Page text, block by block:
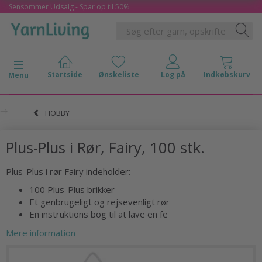
Sensommer Udsalg - Spar op til 50%
Skifte navigation
Menu
HOBBY
Plus-Plus i Rør, Fairy, 100 stk.
Plus-Plus i rør Fairy indeholder:
100 Plus-Plus brikker
Et genbrugeligt og rejsevenligt rør
En instruktions bog til at lave en fe
Mere information